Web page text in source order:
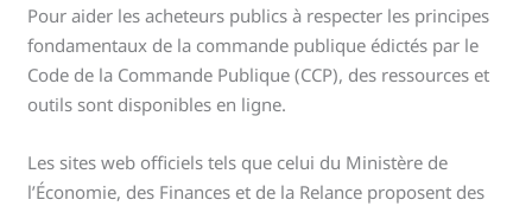
Pour aider les acheteurs publics à respecter les principes
fondamentaux de la commande publique édictés par le
Code de la Commande Publique (CCP), des ressources et
outils sont disponibles en ligne.
Les sites web officiels tels que celui du Ministère de
l’Économie, des Finances et de la Relance proposent des